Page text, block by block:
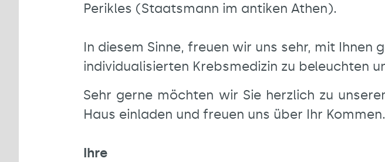
Perikles (Staatsmann im antiken Athen).
In diesem Sinne, freuen wir uns sehr, mit
individualisierten Krebsmedizin zu beleuchten
Sehr gerne möchten wir Sie herzlich zu
Haus einladen und freuen uns über Ihr Kommen.
Ihre